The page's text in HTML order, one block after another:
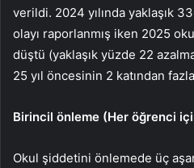
verildi. 2024 yılında yaklaşık
olayı raporlanmış iken 2025
düştü (yaklaşık yüzde 22
25 yıl öncesinin 2 katından
Birincil önleme (Her öğrenci
Okul şiddetini önlemede üç